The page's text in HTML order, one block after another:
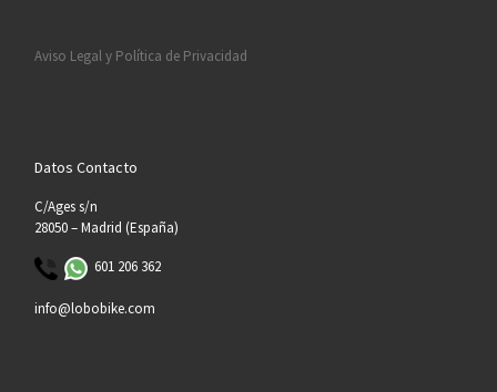
Aviso Legal y Política de Privacidad
Datos Contacto
C/Ages s/n
28050 – Madrid (España)
601 206 362
info@lobobike.com